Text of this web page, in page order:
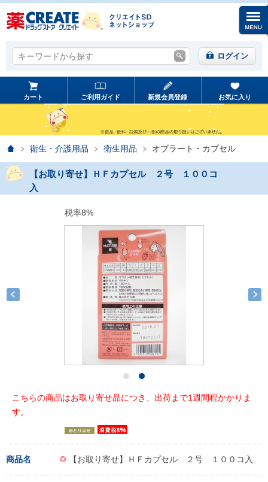
キーワードから探す
キーワードから探す ログイン
カート ご利用ガイド 新規会員登録 お気に入り
ホーム衛生・介護用品 衛生用品 オブラート・カプセル
【お取り寄せ】ＨＦカプセル ２号 １００コ
入
税率8%
こちらの商品はお取り寄せ品につき、出荷まで1週間程かかりま
す。
商品名 【お取り寄せ】ＨＦカプセル ２号 １００コ入